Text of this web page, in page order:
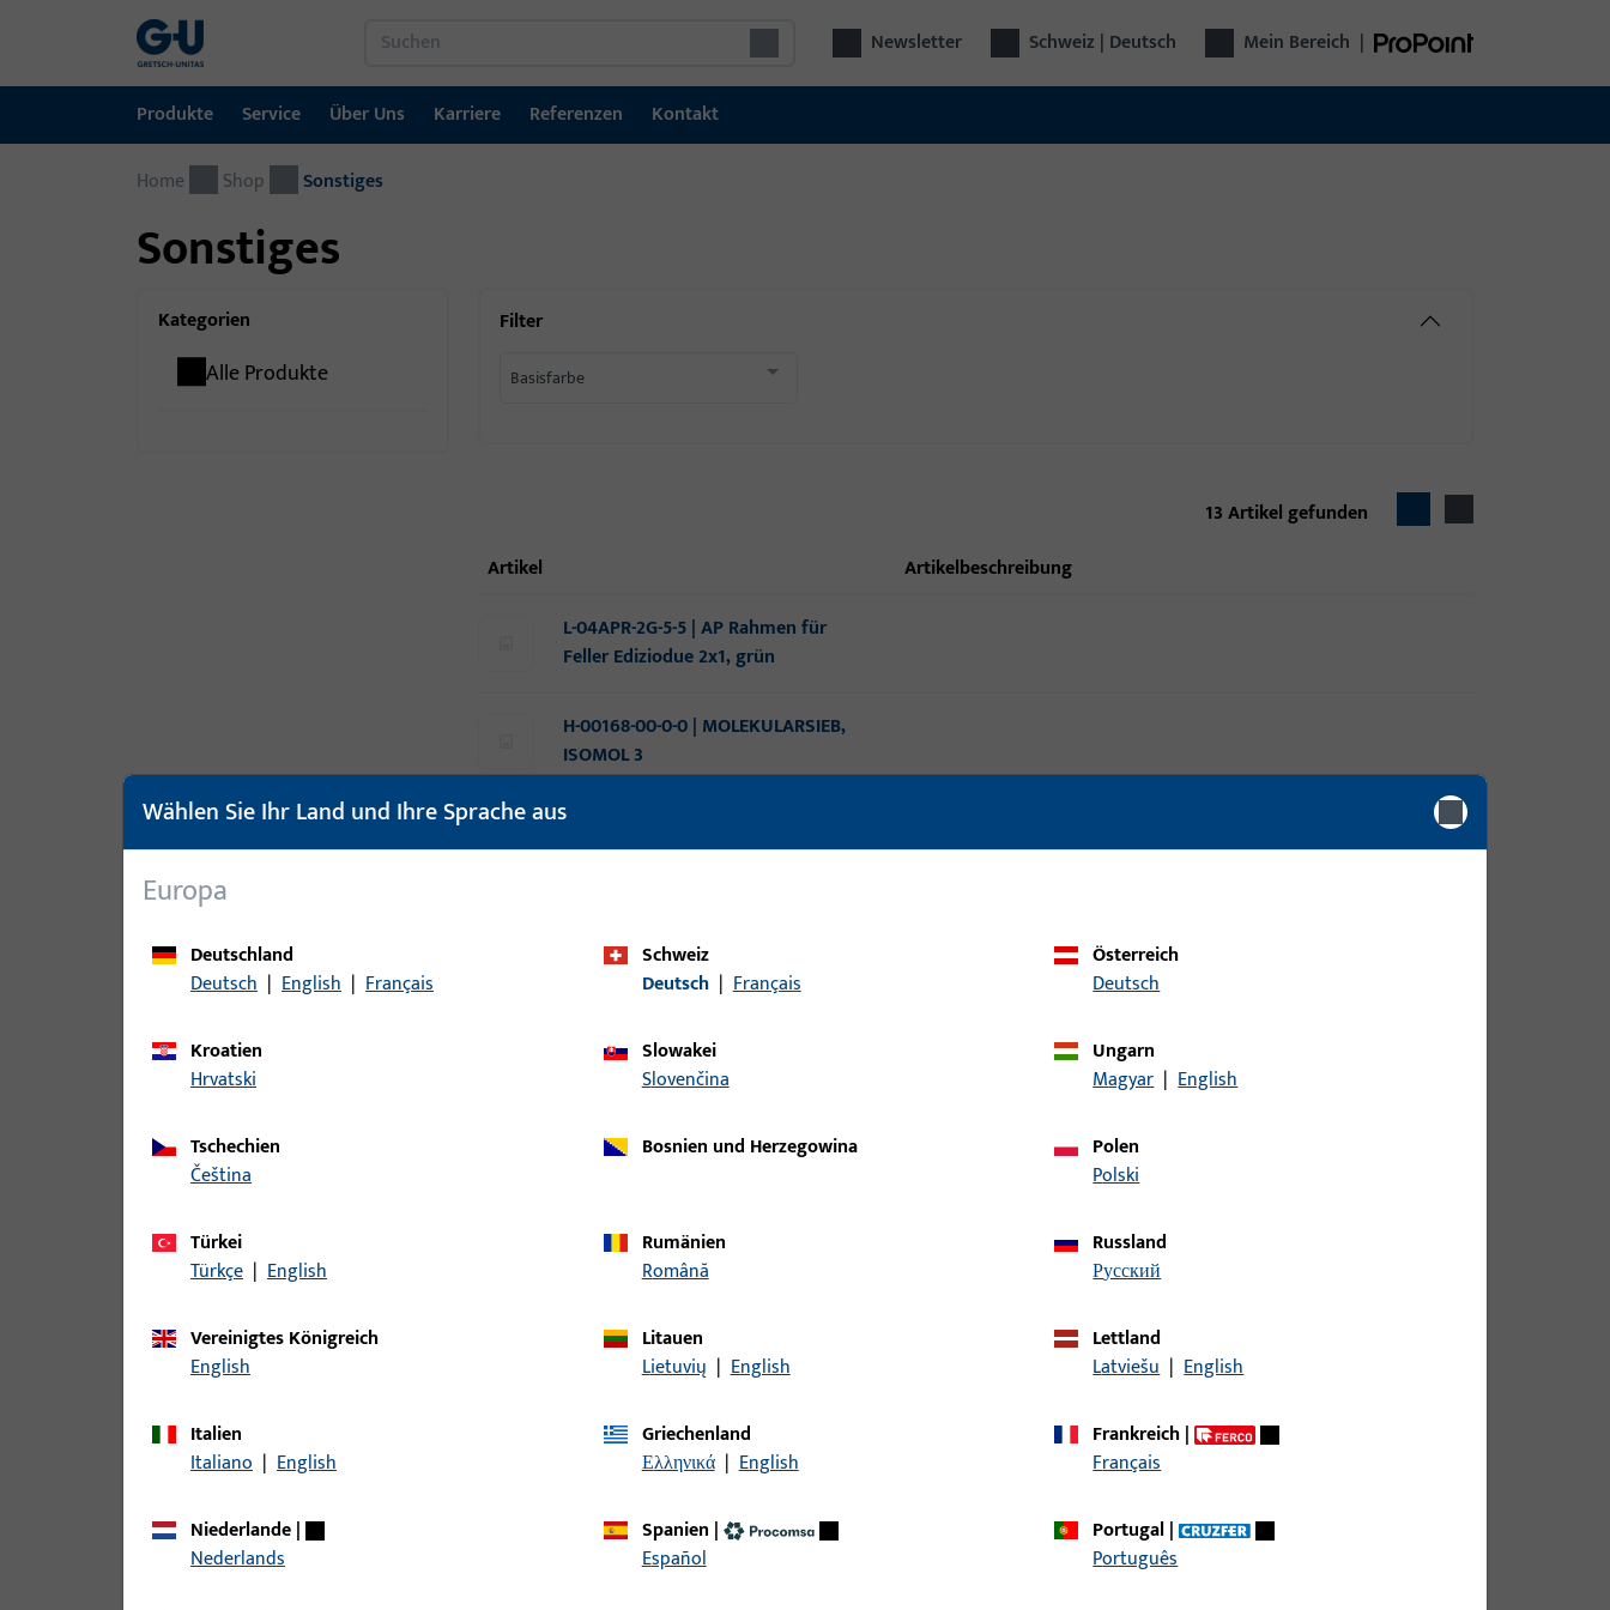
Newsletter Schweiz | Deutsch Mein Bereich |
Produkte
Produkte
Fenstertechnik
Automatische Eingangsysteme
Montagematerial
Service
Service
Downloadportal
Über Uns
Über Uns
GU-Gruppe weltweit
Karriere
Karriere
Jobportal
Referenzen
Referenzen
Kontakt
Kontakt
Home Shop Sonstiges
Sonstiges
Kategorien
Alle Produkte
Filter
Basisfarbe
13Artikel gefunden
Artikel
Artikelbeschreibung
L-04APR-2G-5-5 | AP Rahmen für
Feller Ediziodue 2x1, grün
H-00168-00-0-0 | MOLEKULARSIEB,
ISOMOL 3
schwarz
6-35165-00-0-8 | Mitnehmer
L-04108-20-0-8 | Bowdenzug
9-42324-00-0-0 B | Gleitstein
ELEMENTE
Ediziodue 1x1, grün
MESSESTAND
BUEGEL FUER MESSESTAND
Wählen Sie Ihr Land und Ihre Sprache aus
Europa
Deutschland
Deutsch | English | Français
Schweiz
Deutsch | Français
Österreich
Deutsch
Kroatien
Hrvatski
Slowakei
Slovenčina
Ungarn
Magyar | English
Tschechien
čeština
Bosnien und Herzegowina
Polen
Polski
Türkei
Türkçe | English
Rumänien
Română
Russland
русский
Vereinigtes Königreich
English
Litauen
Lietuvių | English
Lettland
Latviešu | English
Italien
Italiano | English
Griechenland
Ελληνικά | English
Frankreich|
Français
Niederlande|
Nederlands
Spanien |
Español
Portugal|
Português